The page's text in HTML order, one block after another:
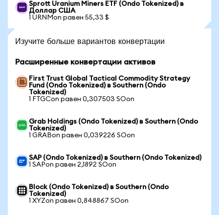
Sprott Uranium Miners ETF (Ondo Tokenized) в
Доллар США
1 URNMon равен 55,33 $
Изучите больше вариантов конвертации
Расширенные конвертации активов
First Trust Global Tactical Commodity Strategy
Fund (Ondo Tokenized) в Southern (Ondo
Tokenized)
1 FTGCon равен 0,307503 SOon
Grab Holdings (Ondo Tokenized) в Southern (Ondo
Tokenized)
1 GRABon равен 0,039226 SOon
SAP (Ondo Tokenized) в Southern (Ondo Tokenized)
1 SAPon равен 2,1892 SOon
Block (Ondo Tokenized) в Southern (Ondo
Tokenized)
1 XYZon равен 0,848867 SOon